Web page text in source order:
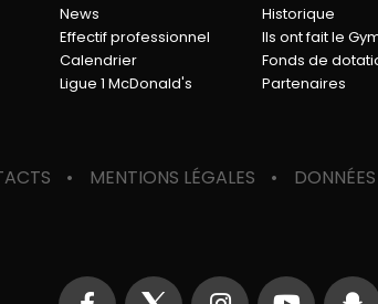
News
Effectif professionnel
Calendrier
Ligue 1 McDonald's
Historique
Ils ont fait le
Fonds de
Partenaires
MENTIONS LÉGALES